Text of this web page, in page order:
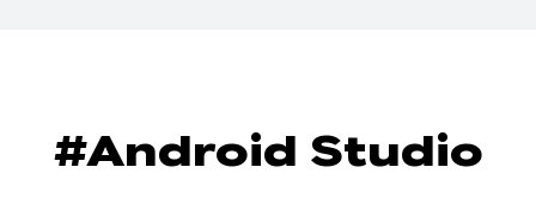
#Android Studio